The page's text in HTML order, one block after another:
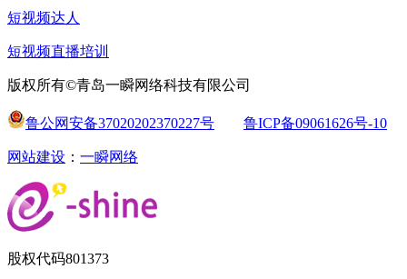
短视频达人
短视频直播培训
版权所有©青岛一瞬网络科技有限公司
鲁公网安备37020202370227号 鲁ICP备09061626号-10
网站建设 ： 一瞬网络
股权代码801373